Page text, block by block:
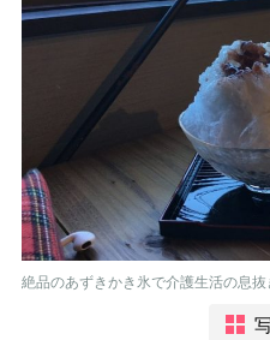
絶品のあずきかき氷で介護生活の息抜